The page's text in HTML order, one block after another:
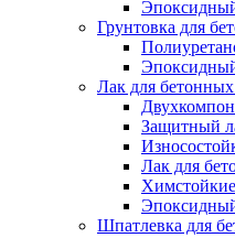
Грунтовка для
Лак для
Защитный
Лак для
Шпатлевка для